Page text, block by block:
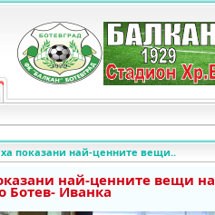
показани най-ценните вещи..
най-ценните вещи на
Ботев- Иванка